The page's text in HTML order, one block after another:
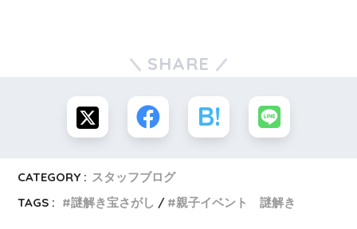
SHARE
CATEGORY : スタッフブログ
TAGS :
謎解き宝さがし 親子イベント 謎解き